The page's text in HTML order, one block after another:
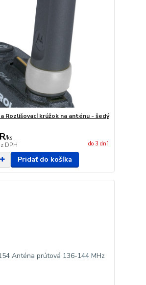
Rozlišovací krúžok na anténu - šedý
/ks
DPH do 3 dní
Pridať do košíka